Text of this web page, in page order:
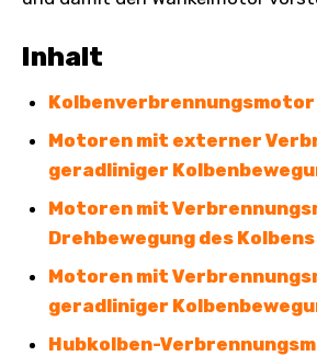
Inhalt
Kolbenverbrennungsmotor
Motoren mit externer
geradliniger
Motoren mit
Drehbewegung des Kolbens
Motoren mit
geradliniger
Hubkolben-